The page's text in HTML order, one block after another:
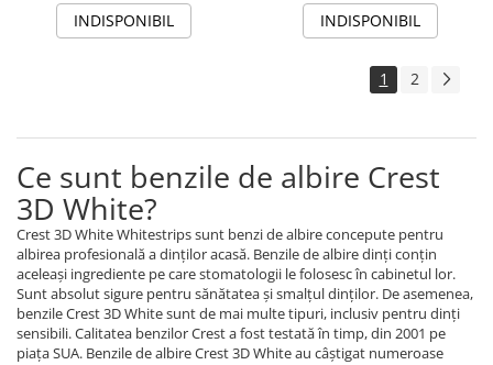
INDISPONIBIL INDISPONIBIL
1 2
Ce sunt benzile de albire Crest
3D White?
Crest 3D White Whitestrips sunt benzi de albire concepute pentru
albirea profesională a dinților acasă. Benzile de albire dinți conțin
aceleași ingrediente pe care stomatologii le folosesc în cabinetul lor.
Sunt absolut sigure pentru sănătatea și smalțul dinților. De asemenea,
benzile Crest 3D White sunt de mai multe tipuri, inclusiv pentru dinți
sensibili. Calitatea benzilor Crest a fost testată în timp, din 2001 pe
piața SUA. Benzile de albire Crest 3D White au câștigat numeroase